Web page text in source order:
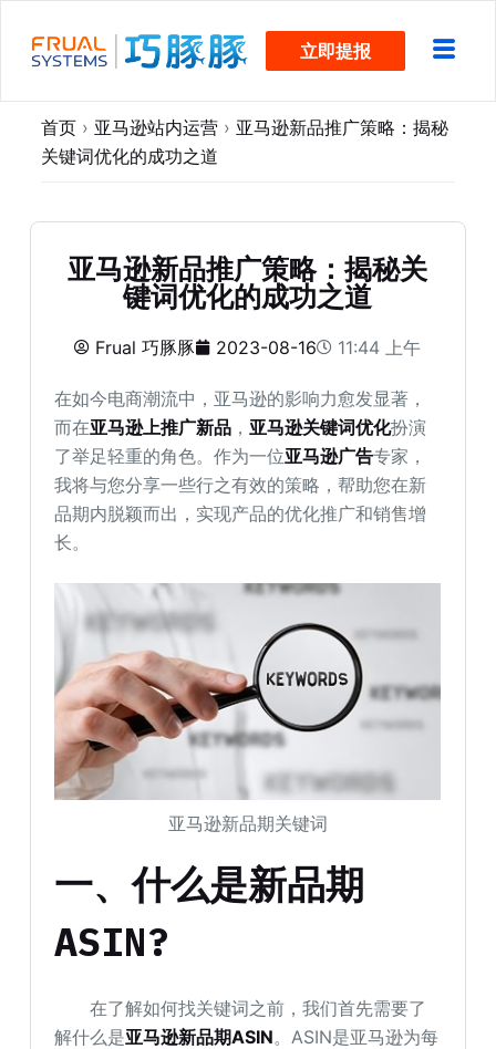
过
立即提报
首页 › 亚马逊站内运营 › 亚马逊新品推广策略：揭秘
关键词优化的成功之道
亚马逊新品推广策略：揭秘关
键词优化的成功之道
Frual 巧豚豚 2023-08-16 11:44 上午
在如今电商潮流中，亚马逊的影响力愈发显著，
而在亚马逊上推广新品 ，亚马逊关键词优化扮演
了举足轻重的角色。作为一位亚马逊广告专家，
我将与您分享一些行之有效的策略，帮助您在新
品期内脱颖而出，实现产品的优化推广和销售增
长。
亚马逊新品期关键词
一、什么是新品期
ASIN?
在了解如何找关键词之前，我们首先需要了
解什么是亚马逊新品期ASIN。ASIN是亚马逊为每